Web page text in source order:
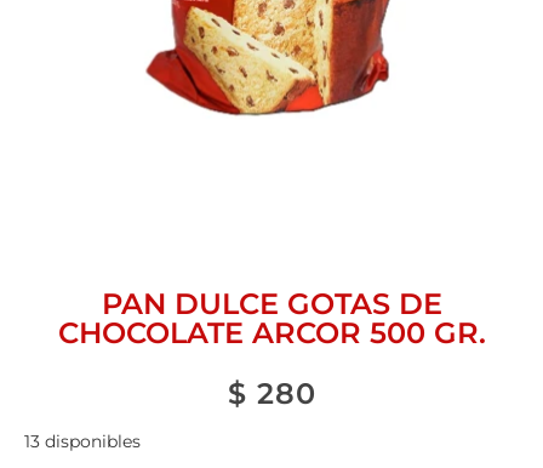
PAN DULCE GOTAS DE
CHOCOLATE ARCOR 500 GR.
$ 280
13 disponibles